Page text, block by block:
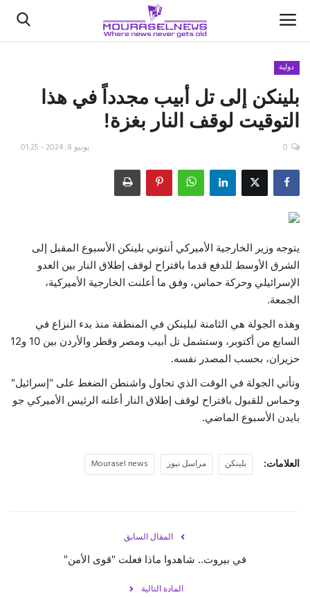
الأخبار
كتّابنا
اقتصاد
رياضة
فيديو
حياة
دولية
بلينكن إلى تل أبيب مجدداً في هذا
التوقيت لوقف النار بغزة!
يونيو 8, 2024 - 01:25 0
يتوجه وزير الخارجية الأميركي أنتوني بلينكن الأسبوع المقبل إلى
الشرق الأوسط للدفع قدما باقتراح لوقف إطلاق النار بين العدو
الإسرائيلي وحركة حماس، وفق ما أعلنت الخارجية الأميركية،
الجمعة.
وهذه الجولة هي الثامنة لبلينكن في المنطقة منذ بدء النزاع في
السابع من أكتوبر، وستشمل تل أبيب ومصر وقطر والأردن بين 10 و12
حزيران، بحسب المصدر نفسه.
وتأتي الجولة في الوقت الذي تحاول واشنطن الضغط على "إسرائيل"
وحماس للقبول باقتراح لوقف إطلاق النار أعلنه الرئيس الأميركي جو
بايدن الأسبوع الماضي.
العلامات: بلينكن مراسل نيوز Mourasel news
المقال السابق
في بيروت.. شاهدوا ماذا فعلت "قوى الأمن"
المادة التالية